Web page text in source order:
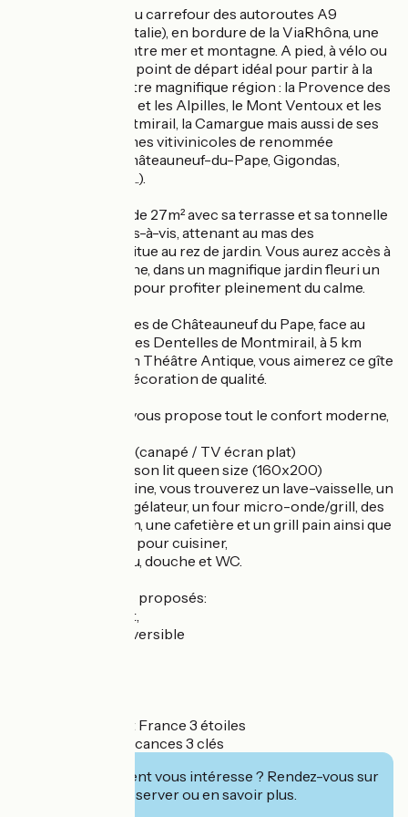
Idéalement situé au carrefour des autoroutes A9
(Espagne) et A7 (Italie), en bordure de la ViaRhôna, une
pause s'impose entre mer et montagne. A pied, à vélo ou
en voiture, c'est le point de départ idéal pour partir à la
découverte de notre magnifique région : la Provence des
Papes, le Luberon et les Alpilles, le Mont Ventoux et les
Dentelles de Montmirail, la Camargue mais aussi de ses
nombreux domaines vitivinicoles de renommée
internationale (Châteauneuf-du-Pape, Gigondas,
Vacqueyras, Tavel...).
Ce studio coquet de 27m² avec sa terrasse et sa tonnelle
ombragée, sans vis-à-vis, attenant au mas des
propriétaires se situe au rez de jardin. Vous aurez accès à
la piscine commune, dans un magnifique jardin fleuri un
vrai havre de paix pour profiter pleinement du calme.
Au coeur des vignes de Châteauneuf du Pape, face au
Mont Ventoux et les Dentelles de Montmirail, à 5 km
d'Orange et de son Théâtre Antique, vous aimerez ce gîte
exposé Est et sa décoration de qualité.
Le gîte Le Levant vous propose tout le confort moderne,
- d'un coin séjour (canapé / TV écran plat)
- d'un coin nuit et son lit queen size (160x200)
- dans le coin cuisine, vous trouverez un lave-vaisselle, un
réfrigérateur/congélateur, un four micro-onde/grill, des
plaques de cuisson, une cafetière et un grill pain ainsi que
tout le nécessaire pour cuisiner,
- dans la salle d'eau, douche et WC.
Parmi les services proposés:
- accès wifi gratuit,
- Climatisation réversible
Classement Atout France 3 étoiles
Classement Clévacances 3 clés
Cet établissement vous intéresse ? Rendez-vous sur
leur site pour réserver ou en savoir plus.